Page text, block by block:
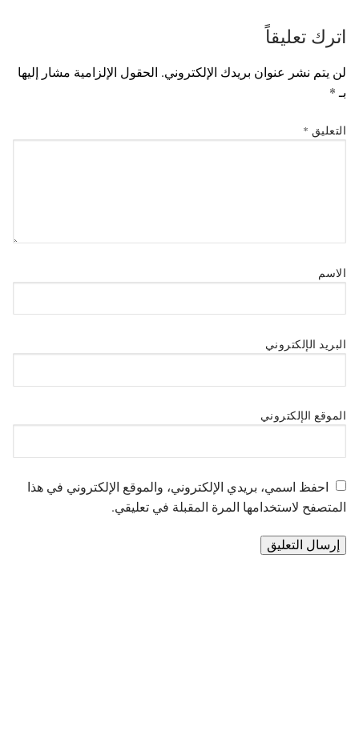
اترك تعليقاً
لن يتم نشر عنوان بريدك الإلكتروني. الحقول الإلزامية مشار إليها
بـ *
التعليق *
الاسم
البريد الإلكتروني
الموقع الإلكتروني
احفظ اسمي، بريدي الإلكتروني، والموقع الإلكتروني في هذا
المتصفح لاستخدامها المرة المقبلة في تعليقي.